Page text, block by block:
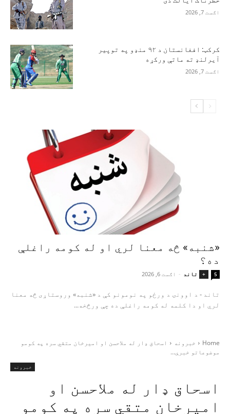
اګست 7, 2026
کرکټ: افغانستان د ۹۲ منډو په توپیر
آیرلنډ ته ماتې ورکړه
اګست 7, 2026
«شنبه» څه معنا لري او له کومه راغلې
ده؟
+ تاند - اګست 6, 2026 5
تاند - د اوونۍ د ورځو په نومونو کې د «شنبه» وروستاړی څه معنا
لري او دا کلمه له کومه راغلې ده چې ورڅخه...